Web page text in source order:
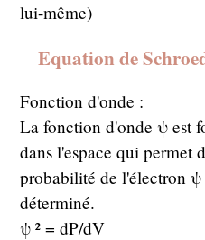
lui-même)
Equation de
Fonction d'onde :
La fonction d'onde ψ est
dans l'espace qui permet
probabilité de l'électron ψ
déterminé.
ψ ² = dP/dV